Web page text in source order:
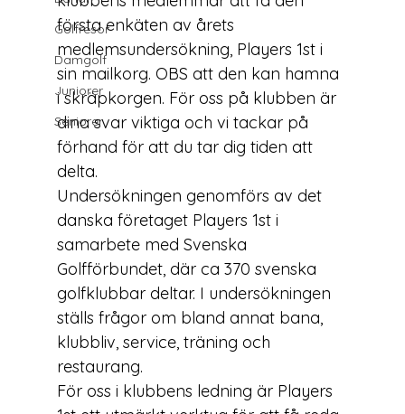
Golfresor
Damgolf
Juniorer
Seniorer
första enkäten av årets
medlemsundersökning, Players 1st i
sin mailkorg. OBS att den kan hamna
i skräpkorgen. För oss på klubben är
dina svar viktiga och vi tackar på
förhand för att du tar dig tiden att
delta.
Undersökningen genomförs av det
danska företaget Players 1st i
samarbete med Svenska
Golfförbundet, där ca 370 svenska
golfklubbar deltar. I undersökningen
ställs frågor om bland annat bana,
klubbliv, service, träning och
restaurang.
För oss i klubbens ledning är Players